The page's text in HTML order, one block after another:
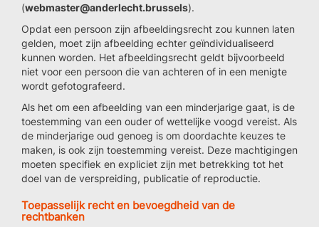
(webmaster@anderlecht.brussels).
Opdat een persoon zijn afbeeldingsrecht zou kunnen laten
gelden, moet zijn afbeelding echter geïndividualiseerd
kunnen worden. Het afbeeldingsrecht geldt bijvoorbeeld
niet voor een persoon die van achteren of in een menigte
wordt gefotografeerd.
Als het om een afbeelding van een minderjarige gaat, is de
toestemming van een ouder of wettelijke voogd vereist. Als
de minderjarige oud genoeg is om doordachte keuzes te
maken, is ook zijn toestemming vereist. Deze machtigingen
moeten specifiek en expliciet zijn met betrekking tot het
doel van de verspreiding, publicatie of reproductie.
Toepasselijk recht en bevoegdheid van de
rechtbanken